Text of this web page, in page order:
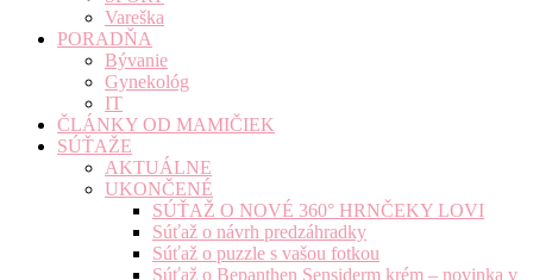
Vareška
PORADŇA
Bývanie
Gynekológ
IT
ČLÁNKY OD MAMIČIEK
SÚŤAŽE
AKTUÁLNE
UKONČENÉ
SÚŤAŽ O NOVÉ 360° HRNČEKY LOVI
Súťaž o návrh predzáhradky
Súťaž o puzzle s vašou fotkou
Súťaž o Bepanthen Sensiderm krém – novinka v